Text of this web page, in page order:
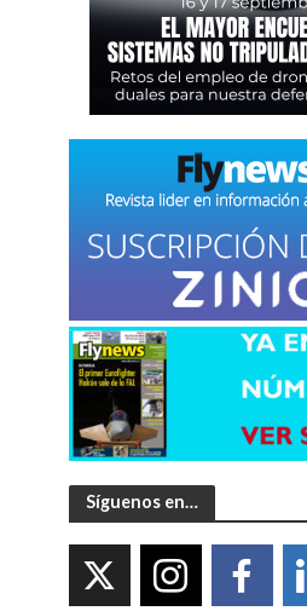
Síguenos en…